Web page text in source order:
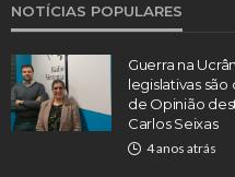
NOTÍCIAS POPULARES
Guerra na
legislativas
de Opinião
Carlos Seixas
4 anos atrás